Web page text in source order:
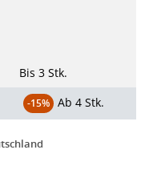
Bis 3 Stk.
-15% Ab 4 Stk.